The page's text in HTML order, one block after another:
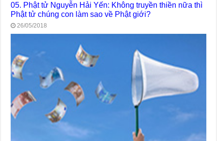
05. Phật tử Nguyễn Hải Yến: Không truyền thiền nữa thì
Phật tử chúng con làm sao về Phật giới?
26/05/2018